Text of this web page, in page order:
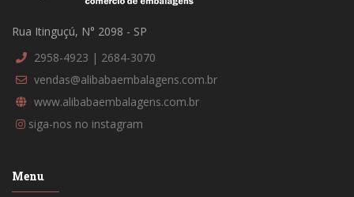
Rua Itinguçú, N° 2098 - SP
2958-4923 | 2684-3070
vendas@alibabaembalagens.com.br
www.alibabaembalagens.com.br
siga-nos no instagram
Menu